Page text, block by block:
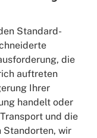
Standard-
die
auftreten
Ihrer
handelt oder
und die
Standorten, wir